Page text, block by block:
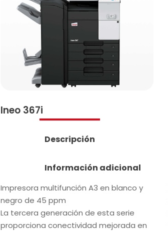
Ineo 367i
Descripción
Información adicional
Impresora multifunción A3 en blanco y
negro de 45 ppm
La tercera generación de esta serie
proporciona conectividad mejorada en